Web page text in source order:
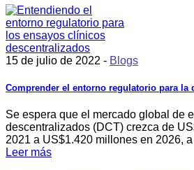
15 de julio de 2022 - Blogs
Comprender el entorno regulatorio para
Se espera que el mercado global de
descentralizados (DCT) crezca de
2021 a US$1.420 millones en 2026,
Leer más